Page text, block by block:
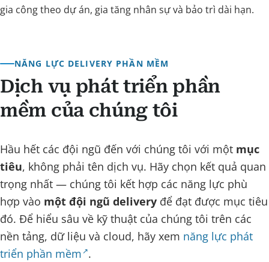
gia công theo dự án, gia tăng nhân sự và bảo trì dài hạn.
NĂNG LỰC DELIVERY PHẦN MỀM
Dịch vụ phát triển phần
mềm của chúng tôi
Hầu hết các đội ngũ đến với chúng tôi với một mục
tiêu, không phải tên dịch vụ. Hãy chọn kết quả quan
trọng nhất — chúng tôi kết hợp các năng lực phù
hợp vào một đội ngũ delivery để đạt được mục tiêu
đó. Để hiểu sâu về kỹ thuật của chúng tôi trên các
nền tảng, dữ liệu và cloud, hãy xem năng lực phát
triển phần mềm .